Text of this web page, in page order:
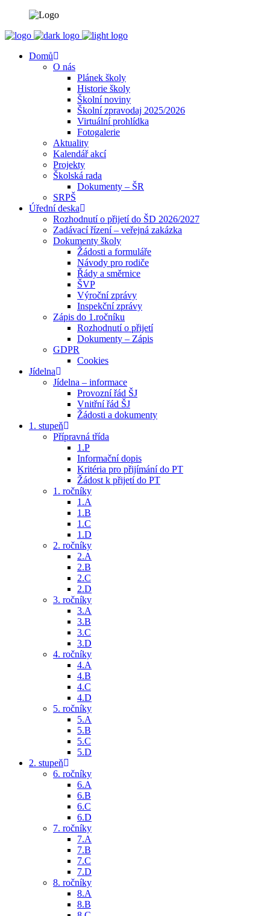
Domů
O nás
Plánek školy
Historie školy
Školní noviny
Školní zpravodaj 2025/2026
Virtuální prohlídka
Fotogalerie
Aktuality
Kalendář akcí
Projekty
Školská rada
Dokumenty – ŠR
SRPŠ
Úřední deska
Rozhodnutí o přijetí do ŠD 2026/2027
Zadávací řízení – veřejná zakázka
Dokumenty školy
Žádosti a formuláře
Návody pro rodiče
Řády a směrnice
ŠVP
Výroční zprávy
Inspekční zprávy
Zápis do 1.ročníku
Rozhodnutí o přijetí
Dokumenty – Zápis
GDPR
Cookies
Jídelna
Jídelna – informace
Provozní řád ŠJ
Vnitřní řád ŠJ
Žádosti a dokumenty
1. stupeň
Přípravná třída
1.P
Informační dopis
Kritéria pro přijímání do PT
Žádost k přijetí do PT
1. ročníky
1.A
1.B
1.C
1.D
2. ročníky
2.A
2.B
2.C
2.D
3. ročníky
3.A
3.B
3.C
3.D
4. ročníky
4.A
4.B
4.C
4.D
5. ročníky
5.A
5.B
5.C
5.D
2. stupeň
6. ročníky
6.A
6.B
6.C
6.D
7. ročníky
7.A
7.B
7.C
7.D
8. ročníky
8.A
8.B